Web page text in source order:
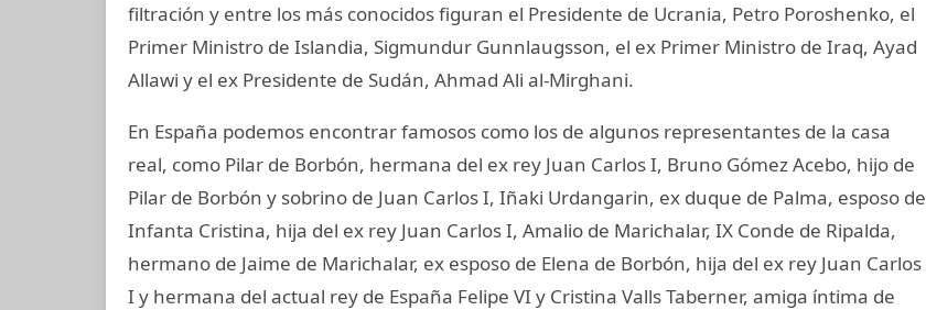
filtración y entre los más conocidos figuran el Presidente de Ucrania, Petro Poroshenko, el
Primer Ministro de Islandia, Sigmundur Gunnlaugsson, el ex Primer Ministro de Iraq, Ayad
Allawi y el ex Presidente de Sudán, Ahmad Ali al-Mirghani.
En España podemos encontrar famosos como los de algunos representantes de la casa
real, como Pilar de Borbón, hermana del ex rey Juan Carlos I, Bruno Gómez Acebo, hijo de
Pilar de Borbón y sobrino de Juan Carlos I, Iñaki Urdangarin, ex duque de Palma, esposo de
Infanta Cristina, hija del ex rey Juan Carlos I, Amalio de Marichalar, IX Conde de Ripalda,
hermano de Jaime de Marichalar, ex esposo de Elena de Borbón, hija del ex rey Juan Carlos
I y hermana del actual rey de España Felipe VI y Cristina Valls Taberner, amiga íntima de